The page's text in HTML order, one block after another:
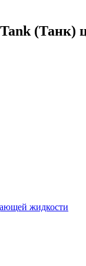
(Танк)
жидкости